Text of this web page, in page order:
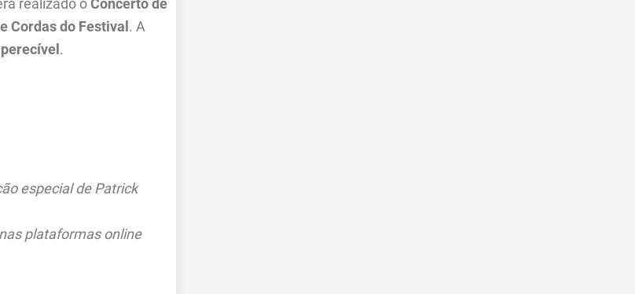
realizado oConcerto de
Cordas do Festival . A
.
especial de Patrick
plataformas online